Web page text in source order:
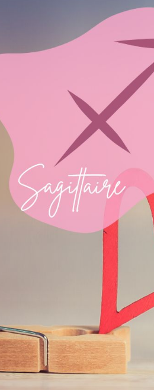
de nouveaux sujets et apprendre
et n’ont pas peur de dire ce qu’ils
Sagittaires sont également très
Ils ont un grand sens de
les conduire à prendre des risques
se concentrer sur une seule chose
constante.
et relations du Sagittaire
le Sagittaire est un signe très
une romance passionnée. Ils sont
intérêts. Cependant, ils ont
dans leurs aventures.
peuvent parfois avoir du
constant. Cependant, s’ils
ont également besoin d’un
Sagittaire est une position
dont les autres vous voient, et si
de très énergique et optimiste.
choses et à relever de nouveaux
ayant l’ascendant
ce qui peut être perçu
l’ascendant Sagittaire peut